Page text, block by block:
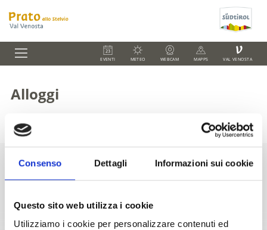
Consenso Dettagli Informazioni sui cookie
Questo sito web utilizza i cookie
Utilizziamo i cookie per personalizzare contenuti ed
EVENTI METEO WEBCAM MAPPS
V
VAL VENOSTA
Alloggi
+39 0473 61 60 34 office@prad.info